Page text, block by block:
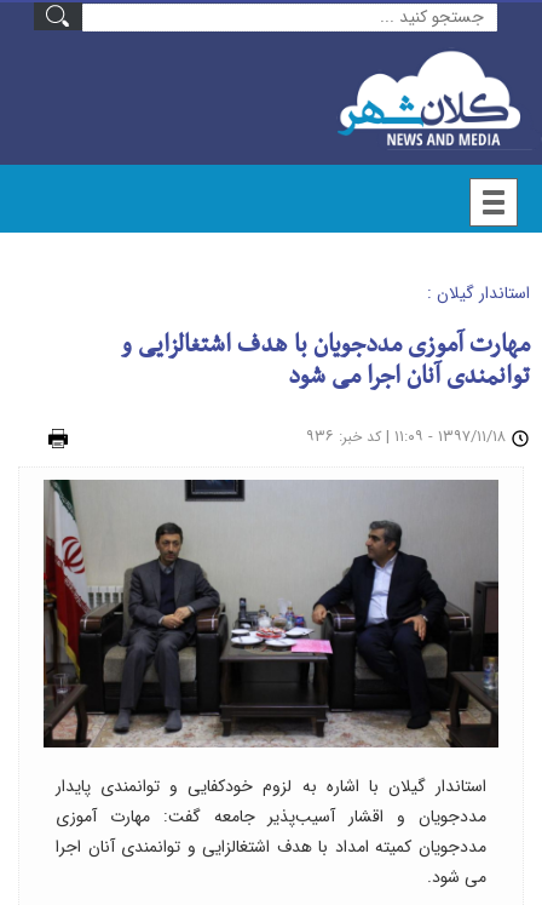
استاندار گیلان :
مهارت آموزی مددجویان با هدف اشتغالزایی و
توانمندی آنان اجرا می شود
| کد خبر: ۹۳۶
استاندار گیلان با اشاره به لزوم خودکفایی و توانمندی پایدار
مددجویان و اقشار آسیب‌پذیر جامعه گفت: مهارت آموزی
مددجویان کمیته امداد با هدف اشتغالزایی و توانمندی آنان اجرا
می شود.